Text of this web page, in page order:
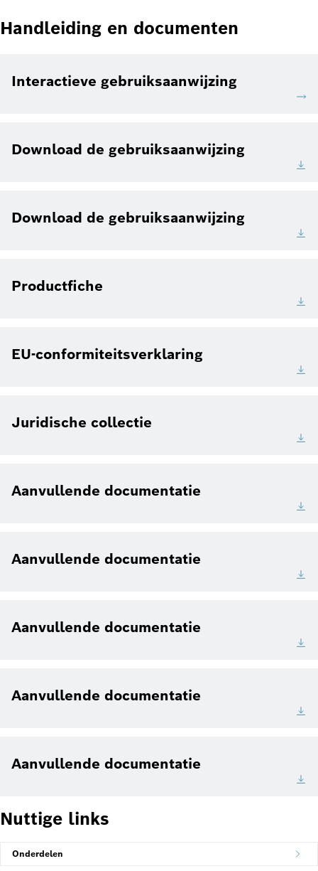
Handleiding en documenten
Interactieve gebruiksaanwijzing
Download de gebruiksaanwijzing
Download de gebruiksaanwijzing
Productfiche
EU-conformiteitsverklaring
Juridische collectie
Aanvullende documentatie
Aanvullende documentatie
Aanvullende documentatie
Aanvullende documentatie
Aanvullende documentatie
Nuttige links
Onderdelen